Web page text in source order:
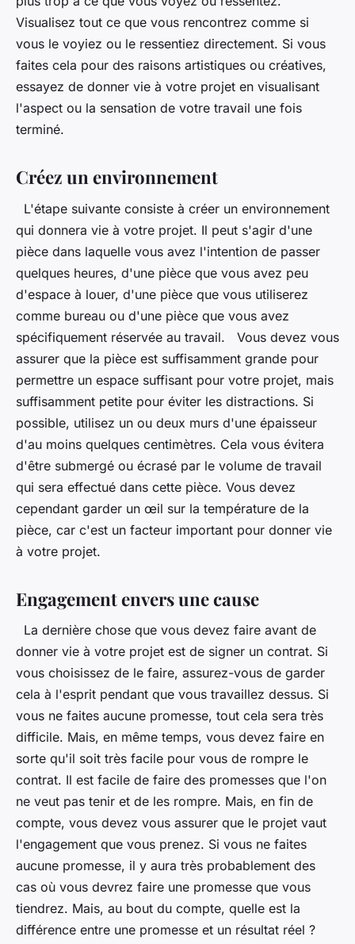
Visualisez tout ce que vous rencontrez comme si
vous le voyiez ou le ressentiez directement. Si vous
faites cela pour des raisons artistiques ou créatives,
essayez de donner vie à votre projet en visualisant
l'aspect ou la sensation de votre travail une fois
terminé.
Créez un environnement
L'étape suivante consiste à créer un environnement
qui donnera vie à votre projet. Il peut s'agir d'une
pièce dans laquelle vous avez l'intention de passer
quelques heures, d'une pièce que vous avez peu
d'espace à louer, d'une pièce que vous utiliserez
comme bureau ou d'une pièce que vous avez
spécifiquement réservée au travail. Vous devez vous
assurer que la pièce est suffisamment grande pour
permettre un espace suffisant pour votre projet, mais
suffisamment petite pour éviter les distractions. Si
possible, utilisez un ou deux murs d'une épaisseur
d'au moins quelques centimètres. Cela vous évitera
d'être submergé ou écrasé par le volume de travail
qui sera effectué dans cette pièce. Vous devez
cependant garder un œil sur la température de la
pièce, car c'est un facteur important pour donner vie
à votre projet.
Engagement envers une cause
La dernière chose que vous devez faire avant de
donner vie à votre projet est de signer un contrat. Si
vous choisissez de le faire, assurez-vous de garder
cela à l'esprit pendant que vous travaillez dessus. Si
vous ne faites aucune promesse, tout cela sera très
difficile. Mais, en même temps, vous devez faire en
sorte qu'il soit très facile pour vous de rompre le
contrat. Il est facile de faire des promesses que l'on
ne veut pas tenir et de les rompre. Mais, en fin de
compte, vous devez vous assurer que le projet vaut
l'engagement que vous prenez. Si vous ne faites
aucune promesse, il y aura très probablement des
cas où vous devrez faire une promesse que vous
tiendrez. Mais, au bout du compte, quelle est la
différence entre une promesse et un résultat réel ?